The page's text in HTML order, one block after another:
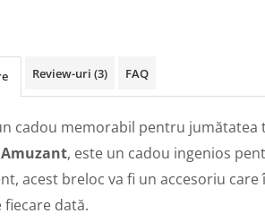
Review-uri (3) FAQ
cadou memorabil pentru jumătatea
, este un cadou ingenios
acest breloc va fi un accesoriu
fiecare dată.